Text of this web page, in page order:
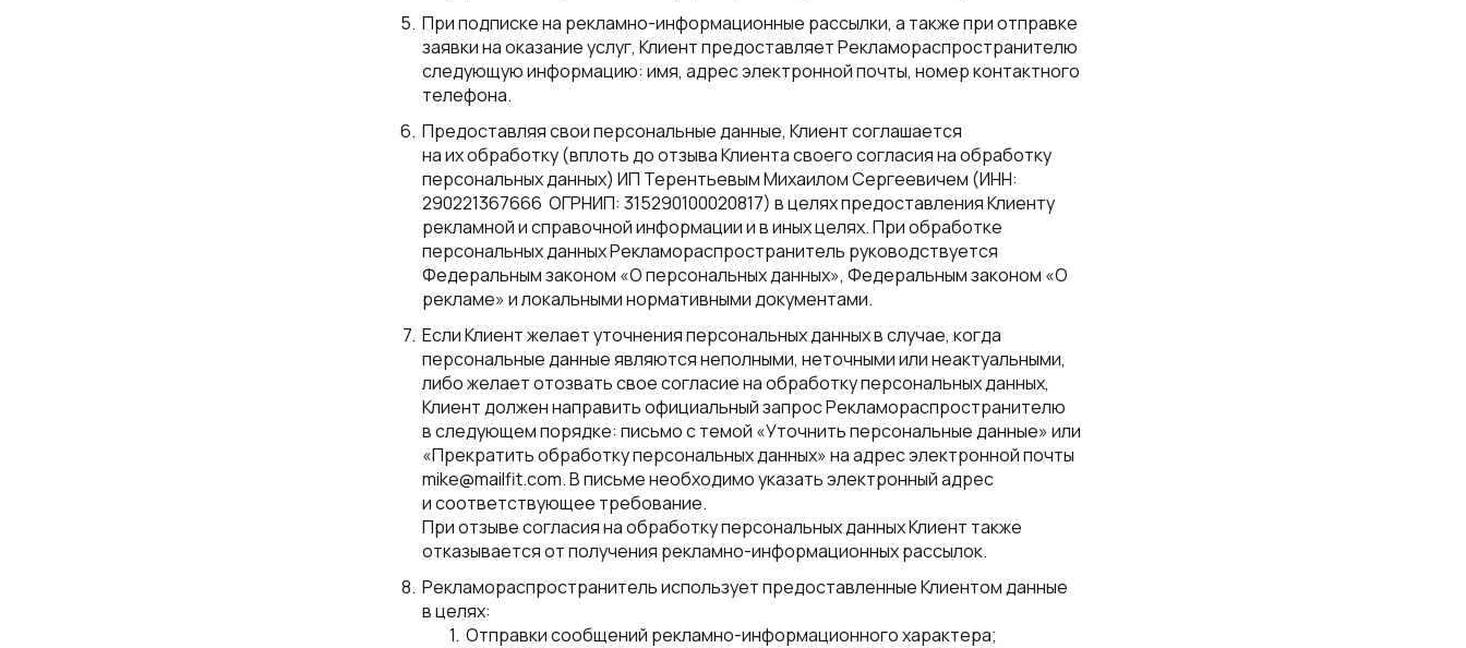
При подписке на рекламно-информационные рассылки, а также при отправке
заявки на оказание услуг, Клиент предоставляет Рекламораспространителю
следующую информацию: имя, адрес электронной почты, номер контактного
телефона.
Предоставляя свои персональные данные, Клиент соглашается
на их обработку (вплоть до отзыва Клиента своего согласия на обработку
персональных данных) ИП Терентьевым Михаилом Сергеевичем (ИНН:
290221367666 ОГРНИП: 315290100020817) в целях предоставления Клиенту
рекламной и справочной информации и в иных целях. При обработке
персональных данных Рекламораспространитель руководствуется
Федеральным законом «О персональных данных», Федеральным законом «О
рекламе» и локальными нормативными документами.
Если Клиент желает уточнения персональных данных в случае, когда
персональные данные являются неполными, неточными или неактуальными,
либо желает отозвать свое согласие на обработку персональных данных,
Клиент должен направить официальный запрос Рекламораспространителю
в следующем порядке: письмо с темой «Уточнить персональные данные» или
«Прекратить обработку персональных данных» на адрес электронной почты
mike@mailfit.com. В письме необходимо указать электронный адрес
и соответствующее требование.
При отзыве согласия на обработку персональных данных Клиент также
отказывается от получения рекламно-информационных рассылок.
Рекламораспространитель использует предоставленные Клиентом данные
в целях:
Отправки сообщений рекламно-информационного характера;